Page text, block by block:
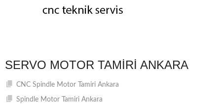
SERVO MOTOR TAMIRI ANKARA
CNC Spindle Motor Tamiri Ankara
Spindle Motor Tamiri Ankara